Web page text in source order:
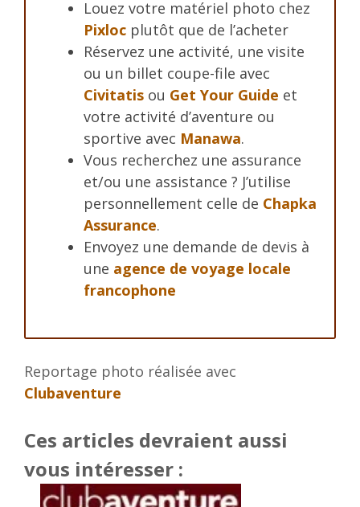
Louez votre matériel photo chez
Pixloc plutôt que de l’acheter
Réservez une activité, une visite
ou un billet coupe-file avec
Civitatis ou Get Your Guide et
votre activité d’aventure ou
sportive avec Manawa.
Vous recherchez une assurance
et/ou une assistance ? J’utilise
personnellement celle de Chapka
Assurance.
Envoyez une demande de devis à
une agence de voyage locale
francophone
Reportage photo réalisée avec
Clubaventure
Ces articles devraient aussi
vous intéresser :